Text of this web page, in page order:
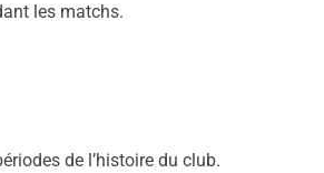
les matchs.
de l’histoire du club.